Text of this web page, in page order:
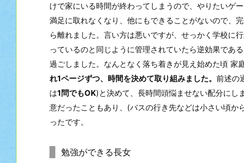
けで家にいる時間が終わってしまうので、やりたいゲ
満足に取れなくなり、他にもできることがないので、
ら離れました。言い方は悪いですが、せっかく学校に
っているのと同じように管理されていたら逆効果であ
過ごしました。なんとなく落ち着きが見え始めた頃 家
れ1ページずつ、時間を決めて取り組みました。 前述の
は1問でもOK)と決めて、長時間頭悩ませない配分にし
意だったこともあり、(バスの行き先などは小さい頃
ったです。
勉強ができる長女